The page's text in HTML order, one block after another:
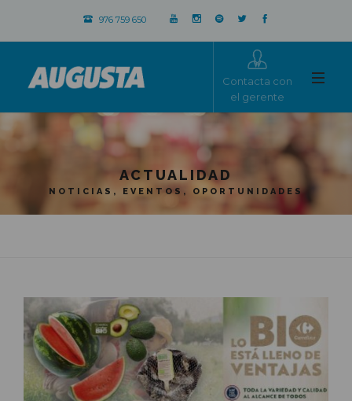
976 759 650
Contacta con
el gerente
ACTUALIDAD
NOTICIAS, EVENTOS, OPORTUNIDADES